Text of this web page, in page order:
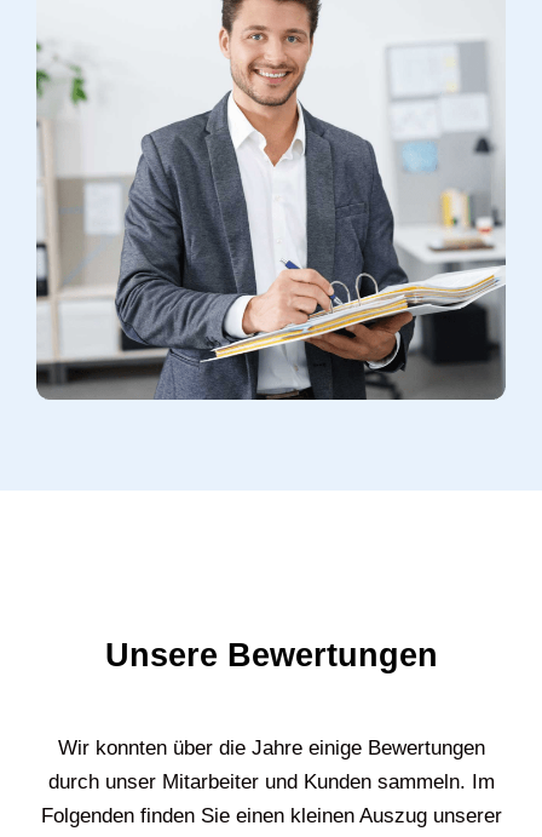
Unsere Bewertungen
Wir konnten über die Jahre einige Bewertungen
durch unser Mitarbeiter und Kunden sammeln. Im
Folgenden finden Sie einen kleinen Auszug unserer